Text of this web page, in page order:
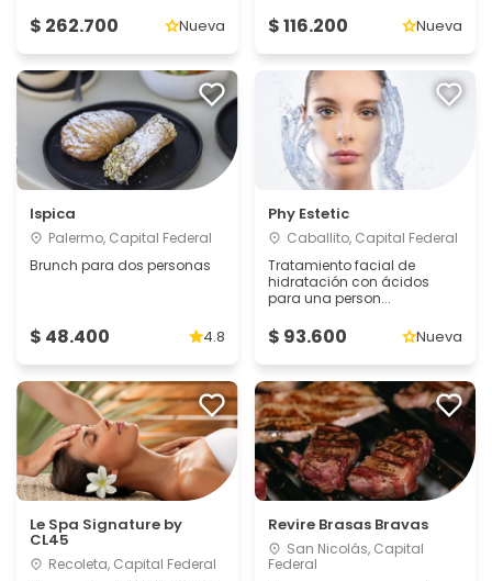
$ 262.700 Nueva $ 116.200 Nueva
Ispica
Palermo, Capital Federal
Brunch para dos personas
$ 48.400 4.8
Phy Estetic
Caballito, Capital Federal
Tratamiento facial de
hidratación con ácidos
para una person...
$ 93.600 Nueva
Le Spa Signature by
CL45
Recoleta, Capital Federal
Revire Brasas Bravas
San Nicolás, Capital
Federal